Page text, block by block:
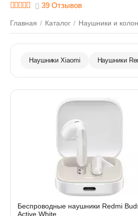
39 Отзывов
Главная / Каталог / Наушники и
Наушники Xiaomi Наушники
Беспроводные наушники Redmi
Active White